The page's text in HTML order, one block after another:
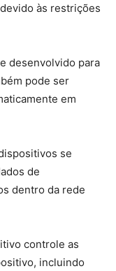
às restrições
desenvolvido para
pode ser
em
se
de
dentro da rede
controle as
incluindo